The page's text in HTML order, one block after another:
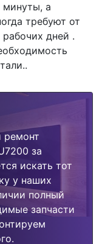
минуты, а
требуют от
дней .
ремонт
за
искать тот
у наших
полный
запчасти